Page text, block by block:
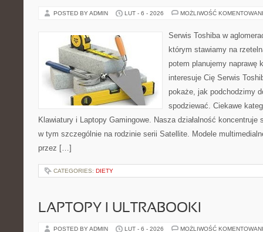
POSTED BY ADMIN LUT - 6 - 2026 MOŻLIWOŚĆ
Serwis Toshiba w
którym stawiamy na
potem planujemy naprawę
interesuje Cię Serwis
pokaże, jak podchodzimy
spodziewać. Ciekawe
Klawiatury i Laptopy Gamingowe. Nasza działalność koncentruje
w tym szczególnie na rodzinie serii Satellite. Modele
przez […]
CATEGORIES: DIETY
LAPTOPY I ULTRABOOKI
POSTED BY ADMIN LUT - 6 - 2026 MOŻLIWOŚĆ